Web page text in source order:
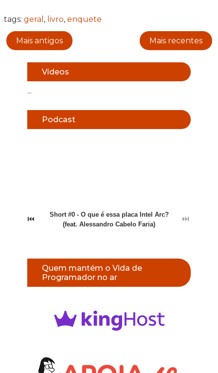
tags: geral , livro, enquete
Mais antigos Mais recentes
Vídeos
...
Podcast
⏮
Short #0 - O que é essa placa Intel Arc?
(feat. Alessandro Cabelo Faria)
⏭
Quem mantém o Vida de
Programador no ar